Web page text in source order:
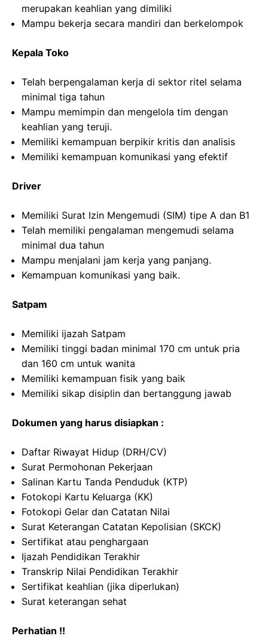
merupakan keahlian yang dimiliki
Mampu bekerja secara mandiri dan berkelompok
Kepala Toko
Telah berpengalaman kerja di sektor ritel selama
minimal tiga tahun
Mampu memimpin dan mengelola tim dengan
keahlian yang teruji.
Memiliki kemampuan berpikir kritis dan analisis
Memiliki kemampuan komunikasi yang efektif
Driver
Memiliki Surat Izin Mengemudi (SIM) tipe A dan B1
Telah memiliki pengalaman mengemudi selama
minimal dua tahun
Mampu menjalani jam kerja yang panjang.
Kemampuan komunikasi yang baik.
Satpam
Memiliki ijazah Satpam
Memiliki tinggi badan minimal 170 cm untuk pria
dan 160 cm untuk wanita
Memiliki kemampuan fisik yang baik
Memiliki sikap disiplin dan bertanggung jawab
Dokumen yang harus disiapkan :
Daftar Riwayat Hidup (DRH/CV)
Surat Permohonan Pekerjaan
Salinan Kartu Tanda Penduduk (KTP)
Fotokopi Kartu Keluarga (KK)
Fotokopi Gelar dan Catatan Nilai
Surat Keterangan Catatan Kepolisian (SKCK)
Sertifikat atau penghargaan
Ijazah Pendidikan Terakhir
Transkrip Nilai Pendidikan Terakhir
Sertifikat keahlian (jika diperlukan)
Surat keterangan sehat
Perhatian !!